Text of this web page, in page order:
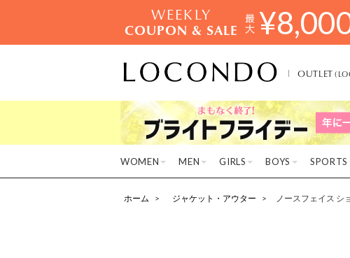
WEEKLY
COUPON & SALE ¥
OUTLET
WOMEN MEN GIRLS BOYS SPORTS
ホーム ジャケット・アウター ノースフェイス シ